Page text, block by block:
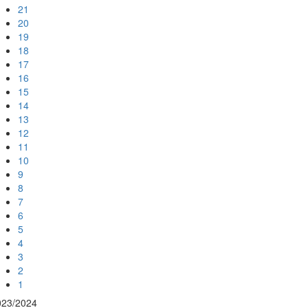
21
20
19
18
17
16
15
14
13
12
11
10
9
8
7
6
5
4
3
2
1
2024